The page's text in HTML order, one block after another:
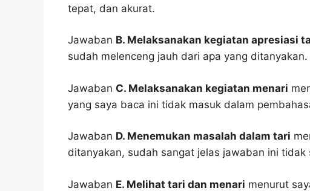
tepat, dan akurat.
Jawaban B. Melaksanakan kegiatan apresiasi
sudah melenceng jauh dari apa yang ditanyakan.
Jawaban C. Melaksanakan kegiatan menari
yang saya baca ini tidak masuk dalam
Jawaban D. Menemukan masalah dalam tari
ditanyakan, sudah sangat jelas jawaban ini tidak
Jawaban E. Melihat tari dan menari menurut